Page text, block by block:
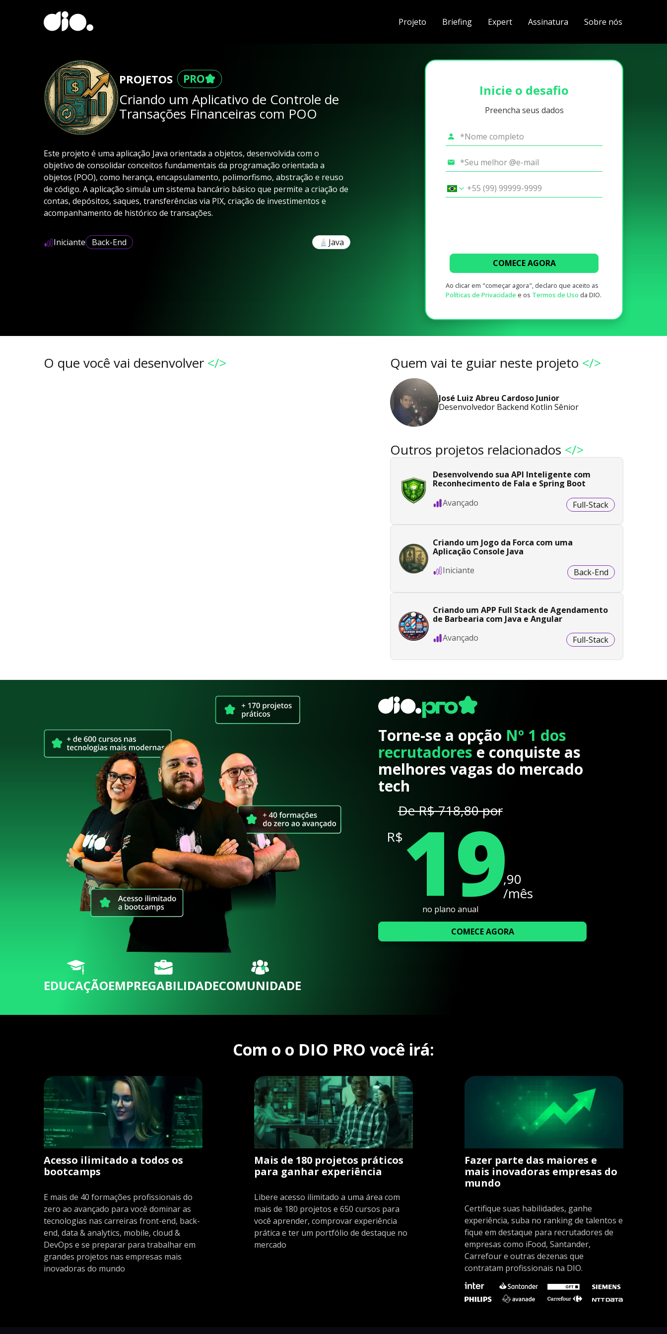
Projeto Briefing Expert Assinatura Sobre nós
PROJETOS
Criando um Aplicativo de Controle de
Transações Financeiras com POO
Este projeto é uma aplicação Java orientada a objetos, desenvolvida com o
objetivo de consolidar conceitos fundamentais da programação orientada a
objetos (POO), como herança, encapsulamento, polimorfismo, abstração e reuso
de código. A aplicação simula um sistema bancário básico que permite a criação de
contas, depósitos, saques, transferências via PIX, criação de investimentos e
acompanhamento de histórico de transações.
Iniciante Back-End Java
Inicie o desafio
Preencha seus dados
COMECE AGORA
Ao clicar em "começar agora", declaro que aceito as
Políticas de Privacidade e os Termos de Uso da DIO.
O que você vai desenvolver </> Quem vai te guiar neste projeto </>
José Luiz Abreu Cardoso Junior
Desenvolvedor Backend Kotlin Sênior
Outros projetos relacionados </>
Desenvolvendo sua API Inteligente com
Reconhecimento de Fala e Spring Boot
Avançado
Full-Stack
Criando um Jogo da Forca com uma
Aplicação Console Java
Iniciante
Back-End
Criando um APP Full Stack de Agendamento
de Barbearia com Java e Angular
Avançado
Full-Stack
EDUCAÇÃOEMPREGABILIDADECOMUNIDADE
Torne-se a opção Nº 1 dos
recrutadores e conquiste as
melhores vagas do mercado
tech
De R$ 718,80 por
R$ 19,90
/mês
no plano anual
COMECE AGORA
Com o o DIO PRO você irá:
Acesso ilimitado a todos os
bootcamps
E mais de 40 formações profissionais do
zero ao avançado para você dominar as
tecnologias nas carreiras front-end, back-
end, data & analytics, mobile, cloud &
DevOps e se preparar para trabalhar em
grandes projetos nas empresas mais
inovadoras do mundo
Mais de 180 projetos práticos
para ganhar experiência
Libere acesso ilimitado a uma área com
mais de 180 projetos e 650 cursos para
você aprender, comprovar experiência
prática e ter um portfólio de destaque no
mercado
Fazer parte das maiores e
mais inovadoras empresas do
mundo
Certifique suas habilidades, ganhe
experiência, suba no ranking de talentos e
fique em destaque para recrutadores de
empresas como iFood, Santander,
Carrefour e outras dezenas que
contratam profissionais na DIO.